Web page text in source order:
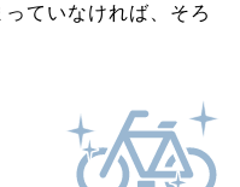
ていなければ、そろ